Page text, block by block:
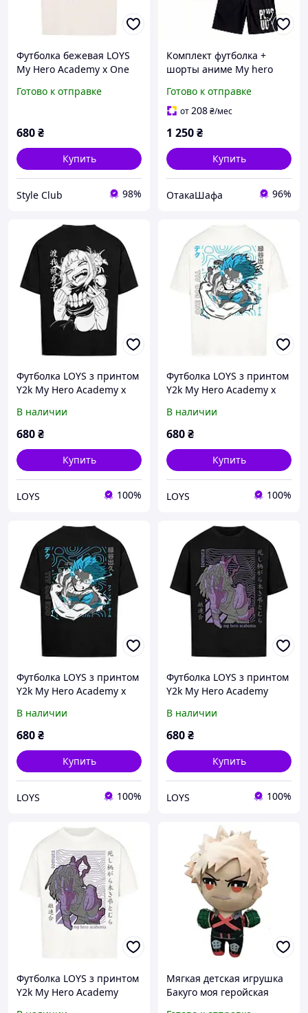
Футболка бежевая LOYS
My Hero Academy x One
Готово к отправке
680₴
Купить
Style Club 98%
Комплект футболка +
шорты аниме My hero
Черный, XS
Готово к отправке
от208₴/мес
1 250₴
Купить
ОтакаШафа 96%
Футболка LOYS з принтом
Y2k My Hero Academy x
В наличии
680₴
Купить
LOYS 100%
Футболка LOYS з принтом
Y2k My Hero Academy x
В наличии
680₴
Купить
LOYS 100%
Футболка LOYS з принтом
Y2k My Hero Academy x
В наличии
680₴
Купить
LOYS 100%
Футболка LOYS з принтом
Y2k My Hero Academy
В наличии
680₴
Купить
LOYS 100%
Футболка LOYS з принтом
Y2k My Hero Academy
Мягкая детская игрушка
Бакуго моя геройская